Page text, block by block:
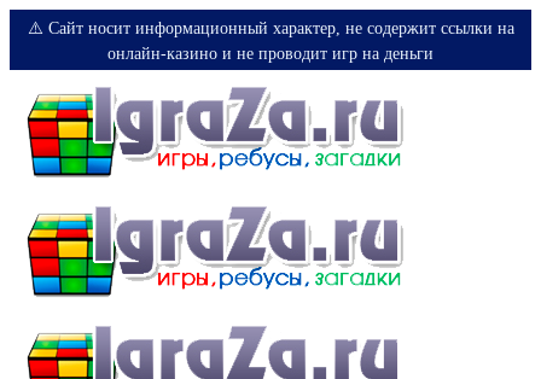
⚠️ Сайт носит информационный характер, не содержит ссылки на
онлайн-казино и не проводит игр на деньги